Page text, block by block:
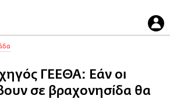
ΓΕΕΘΑ: Εάν οι
σε βραχονησίδα θα